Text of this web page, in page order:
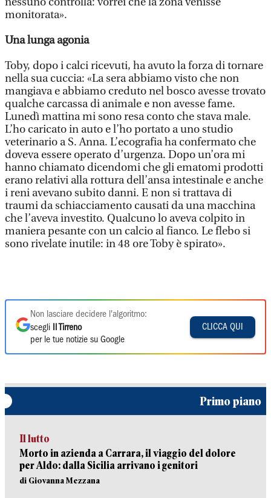
monitorata».
Una lunga agonia
Toby, dopo i calci ricevuti, ha avuto la forza di tornare
nella sua cuccia: «La sera abbiamo visto che non
mangiava e abbiamo creduto nel bosco avesse trovato
qualche carcassa di animale e non avesse fame.
Lunedì mattina mi sono resa conto che stava male.
L’ho caricato in auto e l’ho portato a uno studio
veterinario a S. Anna. L’ecografia ha confermato che
doveva essere operato d’urgenza. Dopo un’ora mi
hanno chiamato dicendomi che gli ematomi prodotti
erano relativi alla rottura dell’ansa intestinale e anche
i reni avevano subito danni. E non si trattava di
traumi da schiacciamento causati da una macchina
che l’aveva investito. Qualcuno lo aveva colpito in
maniera pesante con un calcio al fianco. Le flebo si
sono rivelate inutile: in 48 ore Toby è spirato».
Non lasciare decidere l'algoritmo:
scegli
Il Tirreno
per le tue notizie su Google
CLICCA QUI
Primo piano
Il lutto
Morto in azienda a Carrara, il viaggio del dolore
per Aldo: dalla Sicilia arrivano i genitori
di Giovanna Mezzana